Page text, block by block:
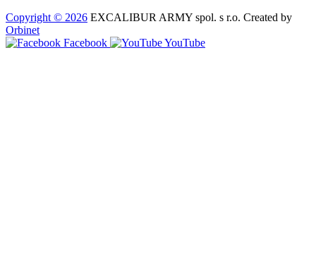
Copyright © 2026 EXCALIBUR ARMY spol. s r.o. Created by
Orbinet
Facebook
YouTube